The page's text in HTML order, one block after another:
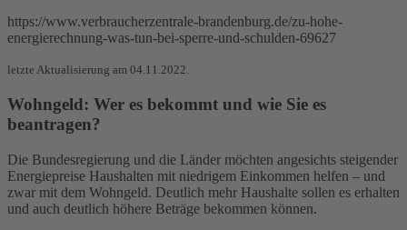
https://www.verbraucherzentrale-brandenburg.de/zu-hohe-
energierechnung-was-tun-bei-sperre-und-schulden-69627
letzte Aktualisierung am 04.11.2022.
Wohngeld: Wer es bekommt und wie Sie es
beantragen?
Die Bundesregierung und die Länder möchten angesichts steigender
Energiepreise Haushalten mit niedrigem Einkommen helfen – und
zwar mit dem Wohngeld. Deutlich mehr Haushalte sollen es erhalten
und auch deutlich höhere Beträge bekommen können.